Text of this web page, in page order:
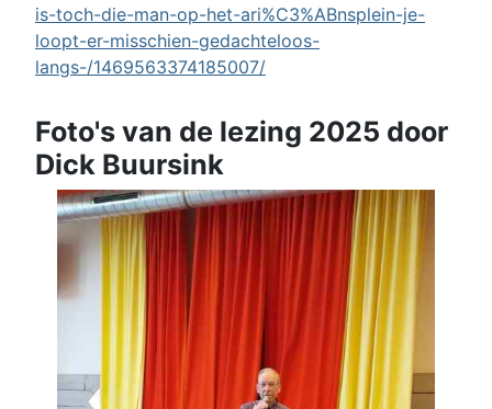
is-toch-die-man-op-het-ari%C3%ABnsplein-je-
loopt-er-misschien-gedachteloos-
langs-/1469563374185007/
Foto's van de lezing 2025 door
Dick Buursink